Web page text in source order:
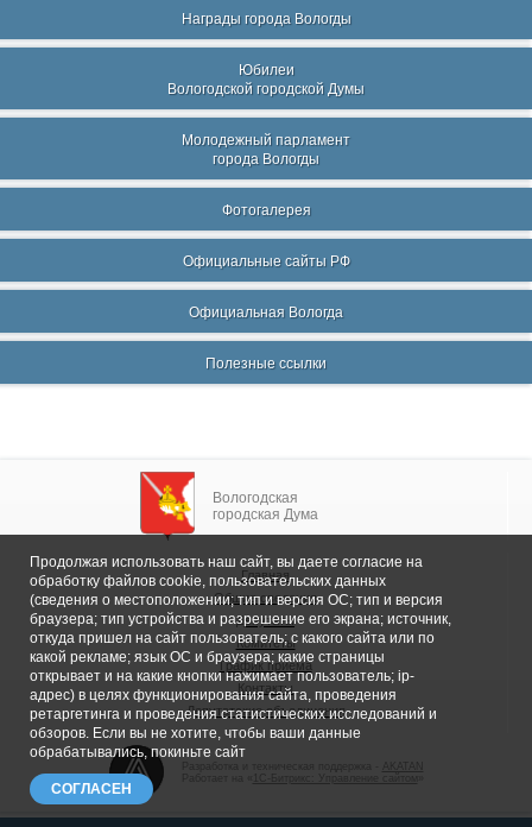
Награды города Вологды
Юбилеи
Вологодской городской Думы
Молодежный парламент
города Вологды
Фотогалерея
Официальные сайты РФ
Официальная Вологда
Полезные ссылки
Вологодская
городская Дума
Главная
Общие сведения
Депутаты
Комитеты
График приема
Контакты
Депутатские объединения
1С-Битрикс: Управление сайтом
Продолжая использовать наш сайт, вы даете согласие на
обработку файлов cookie, пользовательских данных
(сведения о местоположении; тип и версия ОС; тип и версия
браузера; тип устройства и разрешение его экрана; источник,
откуда пришел на сайт пользователь; с какого сайта или по
какой рекламе; язык ОС и браузера; какие страницы
открывает и на какие кнопки нажимает пользователь; ip-
адрес) в целях функционирования сайта, проведения
ретаргетинга и проведения статистических исследований и
обзоров. Если вы не хотите, чтобы ваши данные
обрабатывались, покиньте сайт
СОГЛАСЕН